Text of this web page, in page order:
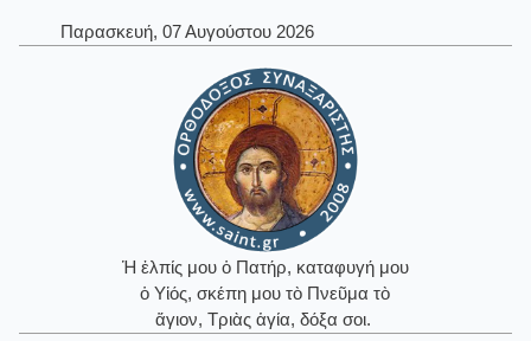
Παρασκευή, 07 Αυγούστου 2026
Ἡ ἐλπίς μου ὁ Πατήρ, καταφυγή μου
ὁ Υἱός, σκέπη μου τὸ Πνεῦμα τὸ
ἅγιον, Τριὰς ἁγία, δόξα σοι.